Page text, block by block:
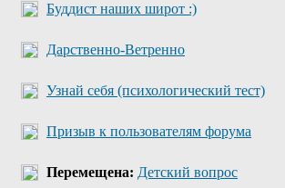
Буддист наших широт :)
Дарственно-Ветренно
Узнай себя (психологический тест)
Призыв к пользователям форума
Перемещена: Детский вопрос